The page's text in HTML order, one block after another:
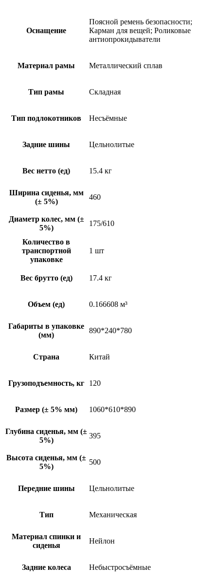
Оснащение
Поясной ремень безопасности;
Карман для вещей; Роликовые
антиопрокидыватели
Материал рамы Металлический сплав
Тип рамы Складная
Тип подлокотников Несъёмные
Задние шины Цельнолитые
Вес нетто (ед) 15.4 кг
Ширина сиденья, мм
(± 5%)
460
Диаметр колес, мм (±
5%)
175/610
Количество в
транспортной
упаковке
1 шт
Вес брутто (ед) 17.4 кг
Объем (ед) 0.166608 м³
Габариты в упаковке
(мм)
890*240*780
Страна Китай
Грузоподъемность, кг 120
Размер (± 5% мм) 1060*610*890
Глубина сиденья, мм (±
5%)
395
Высота сиденья, мм (±
5%)
500
Передние шины Цельнолитые
Тип Механическая
Материал спинки и
сиденья
Нейлон
Задние колеса Небыстросъёмные